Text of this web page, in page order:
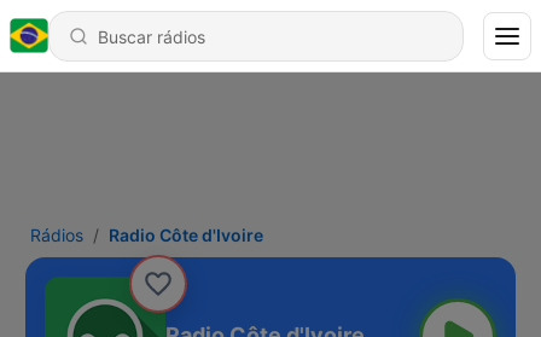
Rádios Radio Côte d'Ivoire